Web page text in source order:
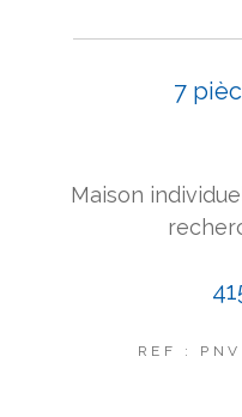
7
Maison
REF :